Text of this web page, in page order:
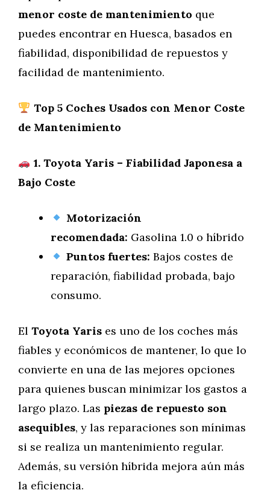
menor coste de mantenimiento que
puedes encontrar en Huesca, basados en
fiabilidad, disponibilidad de repuestos y
facilidad de mantenimiento.
Top 5 Coches Usados con Menor Coste
de Mantenimiento
1. Toyota Yaris – Fiabilidad Japonesa a
Bajo Coste
Motorización
recomendada: Gasolina 1.0 o híbrido
Puntos fuertes: Bajos costes de
reparación, fiabilidad probada, bajo
consumo.
El Toyota Yaris es uno de los coches más
fiables y económicos de mantener, lo que lo
convierte en una de las mejores opciones
para quienes buscan minimizar los gastos a
largo plazo. Las piezas de repuesto son
asequibles, y las reparaciones son mínimas
si se realiza un mantenimiento regular.
Además, su versión híbrida mejora aún más
la eficiencia.